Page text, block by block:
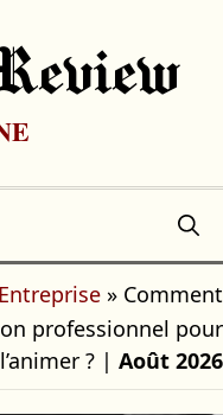
» Comment
professionnel pour
l’animer ? | Août 2026